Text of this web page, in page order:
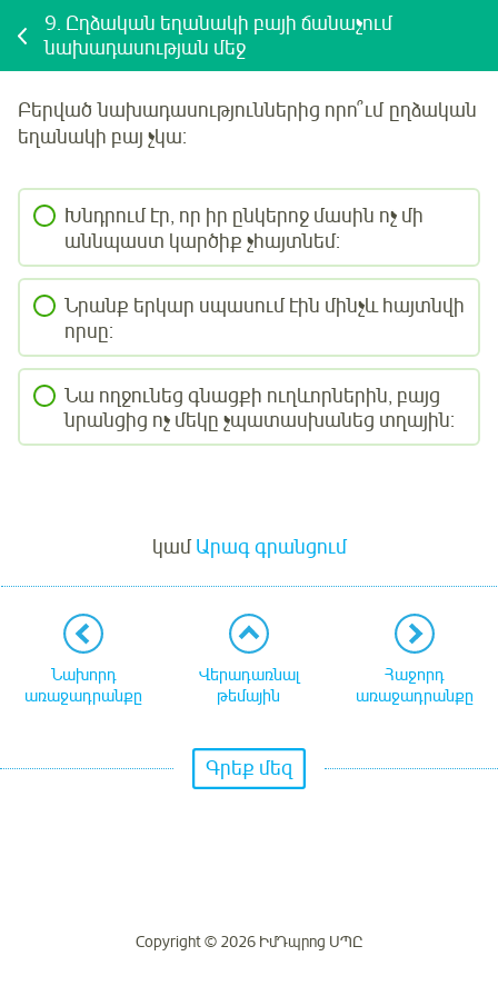
9. Ըղձական եղանակի բայի ճանաչում
նախադասության մեջ
Բերված նախադասություններից որո՞ւմ ըղձական
եղանակի բայ չկա:
Խնդրում էր, որ իր ընկերոջ մասին ոչ մի
աննպաստ կարծիք չհայտնեմ:
Նրանք երկար սպասում էին մինչև հայտնվի
որսը:
Նա ողջունեց գնացքի ուղևորներին, բայց
նրանցից ոչ մեկը չպատասխանեց տղային:
կամԱրագ գրանցում
Նախորդ
առաջադրանքը
Վերադառնալ
թեմային
Հաջորդ
առաջադրանքը
Գրեք մեզ
Copyright © 2026 ԻմԴպրոց ՍՊԸ